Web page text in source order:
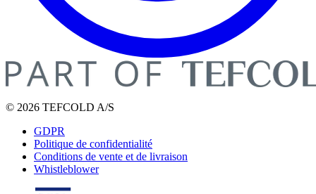
© 2026 TEFCOLD A/S
GDPR
Politique de confidentialité
Conditions de vente et de livraison
Whistleblower